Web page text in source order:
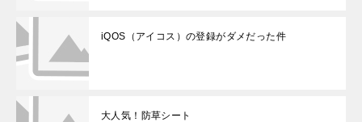
iQOS（アイコス）の登録がダメだった件
大人気！防草シート